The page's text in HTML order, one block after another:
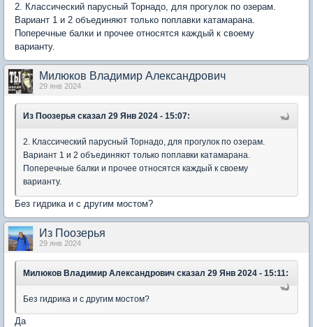
2. Классический парусный Торнадо, для прогулок по озерам.
Вариант 1 и 2 объединяют только поплавки катамарана.
Поперечные балки и прочее относятся каждый к своему
варианту.
Милюков Владимир Александрович
29 янв 2024
Из Поозерья сказал 29 Янв 2024 - 15:07:
2. Классический парусный Торнадо, для прогулок по озерам.
Вариант 1 и 2 объединяют только поплавки катамарана.
Поперечные балки и прочее относятся каждый к своему
варианту.
Без гидрика и с другим мостом?
Из Поозерья
29 янв 2024
Милюков Владимир Александрович сказал 29 Янв 2024 - 15:11:
Без гидрика и с другим мостом?
Да